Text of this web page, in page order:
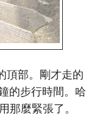
頂部。剛才走的
的步行時間。哈
那麼緊張了。